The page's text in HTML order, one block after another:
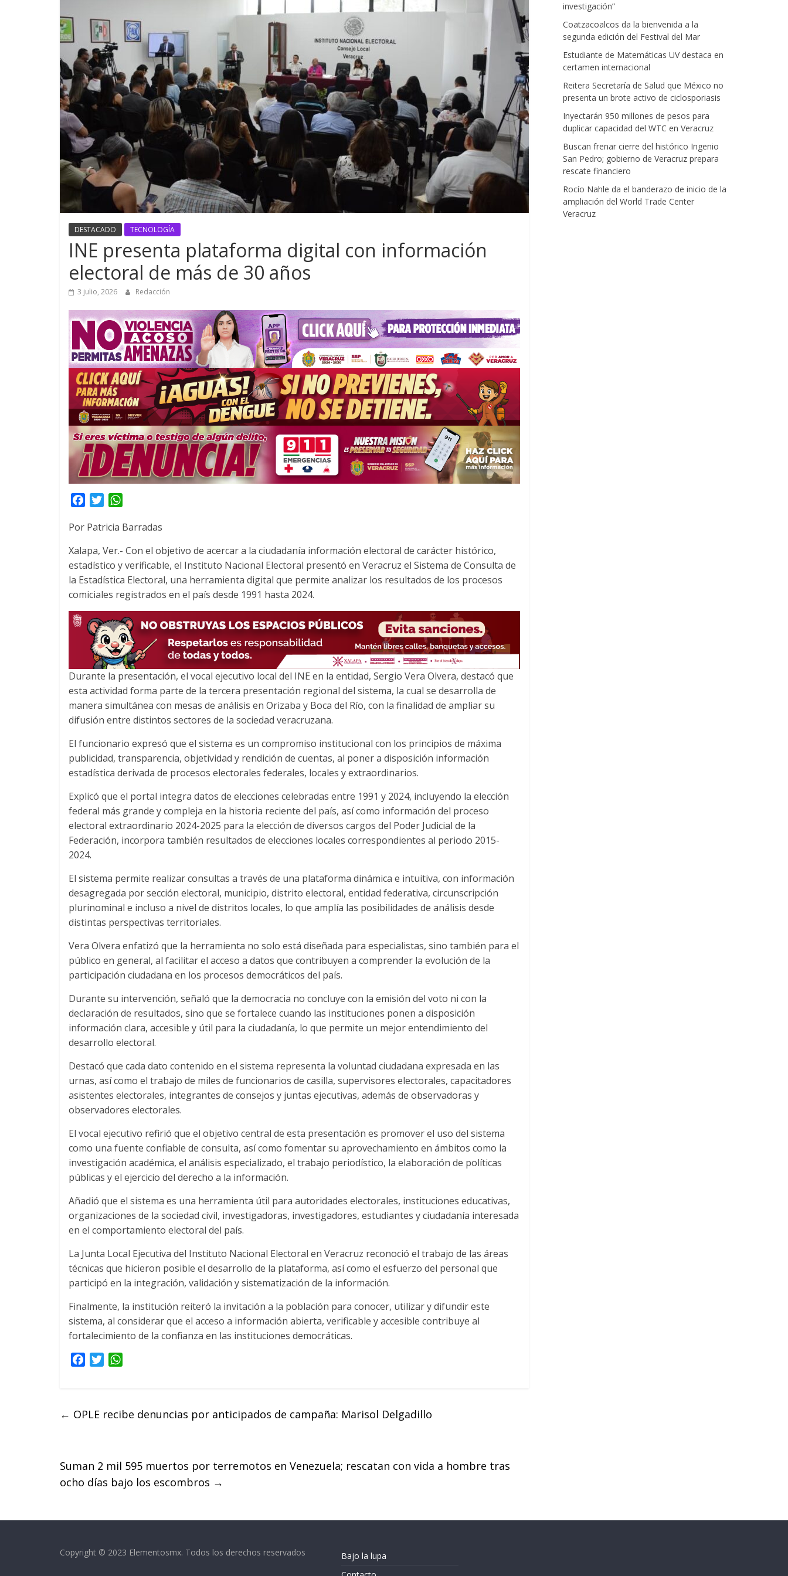
DESTACADO TECNOLOGÍA
INE presenta plataforma digital con información
electoral de más de 30 años
3 julio, 2026 Redacción
c
b
o
o
k
i
t
e
r
a
s
A
p
p
Por Patricia Barradas
Xalapa, Ver.- Con el objetivo de acercar a la ciudadanía información electoral de carácter histórico,
estadístico y verificable, el Instituto Nacional Electoral presentó en Veracruz el Sistema de Consulta de
la Estadística Electoral, una herramienta digital que permite analizar los resultados de los procesos
comiciales registrados en el país desde 1991 hasta 2024.
Durante la presentación, el vocal ejecutivo local del INE en la entidad, Sergio Vera Olvera, destacó que
esta actividad forma parte de la tercera presentación regional del sistema, la cual se desarrolla de
manera simultánea con mesas de análisis en Orizaba y Boca del Río, con la finalidad de ampliar su
difusión entre distintos sectores de la sociedad veracruzana.
El funcionario expresó que el sistema es un compromiso institucional con los principios de máxima
publicidad, transparencia, objetividad y rendición de cuentas, al poner a disposición información
estadística derivada de procesos electorales federales, locales y extraordinarios.
Explicó que el portal integra datos de elecciones celebradas entre 1991 y 2024, incluyendo la elección
federal más grande y compleja en la historia reciente del país, así como información del proceso
electoral extraordinario 2024-2025 para la elección de diversos cargos del Poder Judicial de la
Federación, incorpora también resultados de elecciones locales correspondientes al periodo 2015-
2024.
El sistema permite realizar consultas a través de una plataforma dinámica e intuitiva, con información
desagregada por sección electoral, municipio, distrito electoral, entidad federativa, circunscripción
plurinominal e incluso a nivel de distritos locales, lo que amplía las posibilidades de análisis desde
distintas perspectivas territoriales.
Vera Olvera enfatizó que la herramienta no solo está diseñada para especialistas, sino también para el
público en general, al facilitar el acceso a datos que contribuyen a comprender la evolución de la
participación ciudadana en los procesos democráticos del país.
Durante su intervención, señaló que la democracia no concluye con la emisión del voto ni con la
declaración de resultados, sino que se fortalece cuando las instituciones ponen a disposición
información clara, accesible y útil para la ciudadanía, lo que permite un mejor entendimiento del
desarrollo electoral.
Destacó que cada dato contenido en el sistema representa la voluntad ciudadana expresada en las
urnas, así como el trabajo de miles de funcionarios de casilla, supervisores electorales, capacitadores
asistentes electorales, integrantes de consejos y juntas ejecutivas, además de observadoras y
observadores electorales.
El vocal ejecutivo refirió que el objetivo central de esta presentación es promover el uso del sistema
como una fuente confiable de consulta, así como fomentar su aprovechamiento en ámbitos como la
investigación académica, el análisis especializado, el trabajo periodístico, la elaboración de políticas
públicas y el ejercicio del derecho a la información.
Añadió que el sistema es una herramienta útil para autoridades electorales, instituciones educativas,
organizaciones de la sociedad civil, investigadoras, investigadores, estudiantes y ciudadanía interesada
en el comportamiento electoral del país.
La Junta Local Ejecutiva del Instituto Nacional Electoral en Veracruz reconoció el trabajo de las áreas
técnicas que hicieron posible el desarrollo de la plataforma, así como el esfuerzo del personal que
participó en la integración, validación y sistematización de la información.
Finalmente, la institución reiteró la invitación a la población para conocer, utilizar y difundir este
sistema, al considerar que el acceso a información abierta, verificable y accesible contribuye al
fortalecimiento de la confianza en las instituciones democráticas.
b
t
s
← OPLE recibe denuncias por anticipados de campaña: Marisol Delgadillo
Suman 2 mil 595 muertos por terremotos en Venezuela; rescatan con vida a hombre tras
ocho días bajo los escombros →
investigación”
Coatzacoalcos da la bienvenida a la
segunda edición del Festival del Mar
Estudiante de Matemáticas UV destaca en
certamen internacional
Reitera Secretaría de Salud que México no
presenta un brote activo de ciclosporiasis
Inyectarán 950 millones de pesos para
duplicar capacidad del WTC en Veracruz
Buscan frenar cierre del histórico Ingenio
San Pedro; gobierno de Veracruz prepara
rescate financiero
Rocío Nahle da el banderazo de inicio de la
ampliación del World Trade Center
Veracruz
Copyright © 2023 Elementosmx. Todos los derechos reservados
Bajo la lupa